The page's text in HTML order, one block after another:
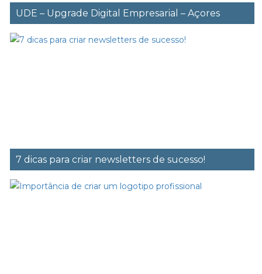
UDE – Upgrade Digital Empresarial – Açores
7 dicas para criar newsletters de sucesso!